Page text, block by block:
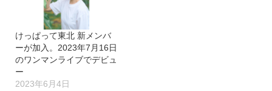
けっぱって東北 新メンバ
ーが加入。2023年7月16日
のワンマンライブでデビュ
ー
2023年6月4日